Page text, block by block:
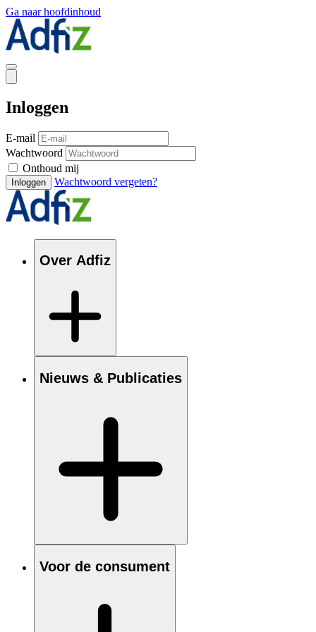
Ga naar hoofdinhoud
Inloggen
E-mail
Wachtwoord
Onthoud mij
Inloggen Wachtwoord vergeten?
Over Adfiz
Nieuws & Publicaties
Voor de consument